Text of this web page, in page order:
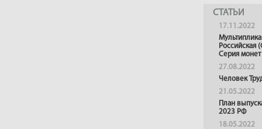
СТАТЬИ
17.11.2022
Российская
Серия монет
27.08.2022
Человек
21.05.2022
План
2023 РФ
18.05.2022